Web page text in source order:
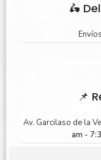
🛵
📌
Av. Garcilaso de la
am -